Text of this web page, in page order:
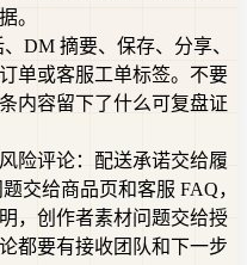
。
DM 摘要、保存、分享、
单或客服工单标签。不要
内容留下了什么可复盘证
险评论：配送承诺交给履
交给商品页和客服 FAQ，
，创作者素材问题交给授
都要有接收团队和下一步